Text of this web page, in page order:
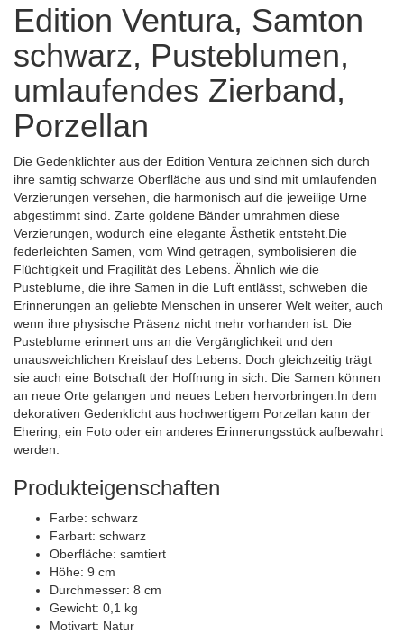
Edition Ventura, Samton
schwarz, Pusteblumen,
umlaufendes Zierband,
Porzellan
Die Gedenklichter aus der Edition Ventura zeichnen sich durch
ihre samtig schwarze Oberfläche aus und sind mit umlaufenden
Verzierungen versehen, die harmonisch auf die jeweilige Urne
abgestimmt sind. Zarte goldene Bänder umrahmen diese
Verzierungen, wodurch eine elegante Ästhetik entsteht.Die
federleichten Samen, vom Wind getragen, symbolisieren die
Flüchtigkeit und Fragilität des Lebens. Ähnlich wie die
Pusteblume, die ihre Samen in die Luft entlässt, schweben die
Erinnerungen an geliebte Menschen in unserer Welt weiter, auch
wenn ihre physische Präsenz nicht mehr vorhanden ist. Die
Pusteblume erinnert uns an die Vergänglichkeit und den
unausweichlichen Kreislauf des Lebens. Doch gleichzeitig trägt
sie auch eine Botschaft der Hoffnung in sich. Die Samen können
an neue Orte gelangen und neues Leben hervorbringen.In dem
dekorativen Gedenklicht aus hochwertigem Porzellan kann der
Ehering, ein Foto oder ein anderes Erinnerungsstück aufbewahrt
werden.
Produkteigenschaften
Farbe: schwarz
Farbart: schwarz
Oberfläche: samtiert
Höhe: 9 cm
Durchmesser: 8 cm
Gewicht: 0,1 kg
Motivart: Natur